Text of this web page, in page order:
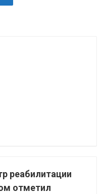
реабилитации
отметил